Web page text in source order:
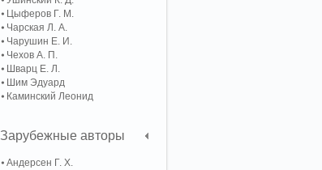
Цыферов Г. М.
Чарская Л. А.
Чарушин Е. И.
Чехов А. П.
Шварц Е. Л.
Шим Эдуард
Каминский Леонид
Зарубежные авторы
Андерсен Г. Х.